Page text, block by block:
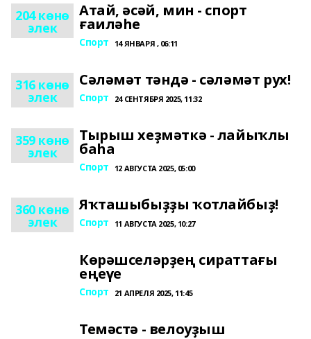
204 көнө
элек
Атай, әсәй, мин - спорт
ғаиләһе
Спорт 14 ЯНВАРЯ , 06:11
316 көнө
элек
Сәләмәт тәндә - сәләмәт рух!
Спорт 24 СЕНТЯБРЯ 2025, 11:32
359 көнө
элек
Тырыш хеҙмәткә - лайыҡлы
баһа
Спорт 12 АВГУСТА 2025, 05:00
360 көнө
элек
Яҡташыбыҙҙы ҡотлайбыҙ!
Спорт 11 АВГУСТА 2025, 10:27
Көрәшселәрҙең сираттағы
еңеүе
Спорт 21 АПРЕЛЯ 2025, 11:45
Темәстә - велоуҙыш